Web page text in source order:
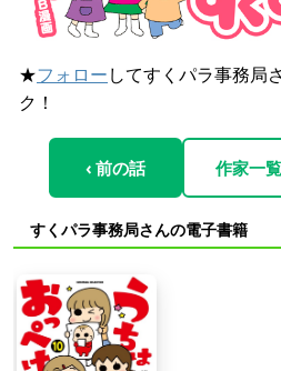
★フォロー してすくパラ事務局
ク！
‹ 前の話 作家一覧
すくパラ事務局さんの電子書籍